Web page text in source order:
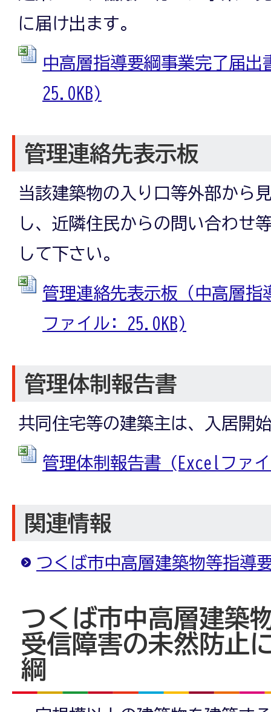
に届け出ます。
中高層指導要綱事業完了届
25.0KB)
管理連絡先表示板
当該建築物の入り口等外部から
し、近隣住民からの問い合わせ
して下さい。
管理連絡先表示板（中高層
ファイル: 25.0KB)
管理体制報告書
共同住宅等の建築主は、入居開
管理体制報告書 (Excelファ
関連情報
つくば市中高層建築物等指導
つくば市中高層建築
受信障害の未然防止
綱